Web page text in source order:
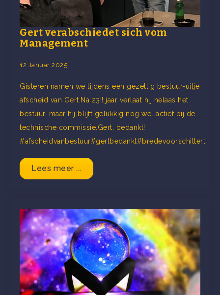
Gert verabschiedet sich vom
Management
12 Januar 2025
Gisteren namen we tijdens een gezellig bestuur-uitje
afscheid van Gert.Na 23!! jaar verlaat hij helaas het
bestuur, maar hij blijft gelukkig nog wel actief bij de
technische commissie.Gert, bedankt!
#afscheidvanbestuur#gertbedankt#bredevoorschittert
Lees meer ...